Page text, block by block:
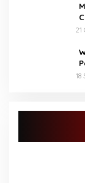
21
18
Wakil